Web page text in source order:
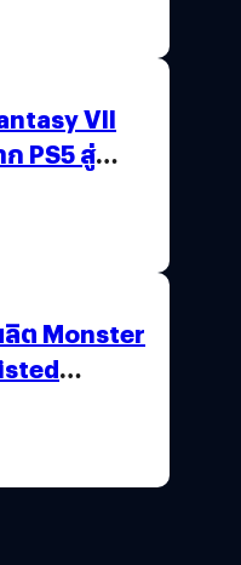
VII
PS5 สู่
ต Monster